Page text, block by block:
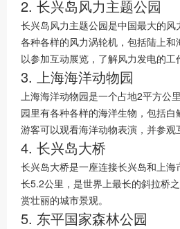
2. 长兴岛风力主题公园
长兴岛风力主题公园是中国最大的
各种各样的风力涡轮机，包括陆上
以参加互动展览，了解风力发电的工
3. 上海海洋动物园
上海海洋动物园是一个占地2平方公
园里有各种各样的海洋生物，包括白
游客可以观看海洋动物表演，并参观
4. 长兴岛大桥
长兴岛大桥是一座连接长兴岛和上
长5.2公里，是世界上最长的斜拉桥
赏壮丽的城市景观。
5. 东平国家森林公园